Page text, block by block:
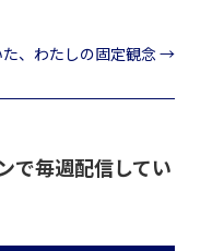
、わたしの固定観念 →
で毎週配信してい